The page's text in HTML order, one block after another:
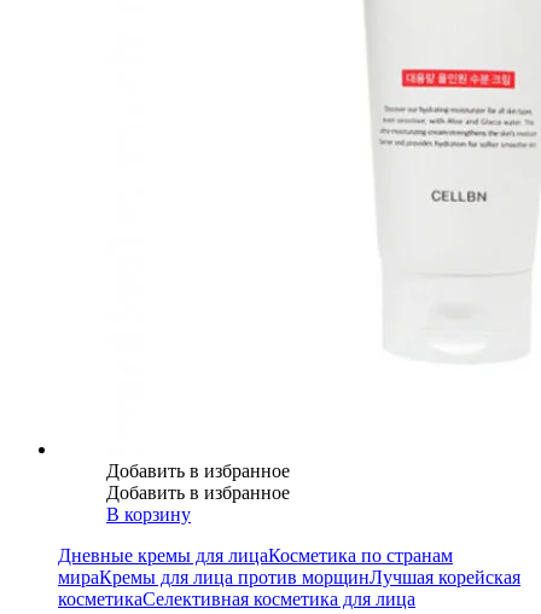
Добавить в избранное
Добавить в избранное
В корзину
Дневные кремы для лицаКосметика по странам
мираКремы для лица против морщинЛучшая корейская
косметикаСелективная косметика для лица